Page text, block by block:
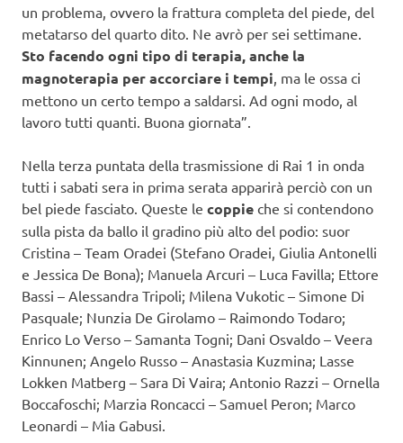
un problema, ovvero la frattura completa del piede, del
metatarso del quarto dito. Ne avrò per sei settimane.
Sto facendo ogni tipo di terapia, anche la
magnoterapia per accorciare i tempi , ma le ossa ci
mettono un certo tempo a saldarsi. Ad ogni modo, al
lavoro tutti quanti. Buona giornata”.
Nella terza puntata della trasmissione di Rai 1 in onda
tutti i sabati sera in prima serata apparirà perciò con un
bel piede fasciato. Queste le coppie che si contendono
sulla pista da ballo il gradino più alto del podio: suor
Cristina – Team Oradei (Stefano Oradei, Giulia Antonelli
e Jessica De Bona); Manuela Arcuri – Luca Favilla; Ettore
Bassi – Alessandra Tripoli; Milena Vukotic – Simone Di
Pasquale; Nunzia De Girolamo – Raimondo Todaro;
Enrico Lo Verso – Samanta Togni; Dani Osvaldo – Veera
Kinnunen; Angelo Russo – Anastasia Kuzmina; Lasse
Lokken Matberg – Sara Di Vaira; Antonio Razzi – Ornella
Boccafoschi; Marzia Roncacci – Samuel Peron; Marco
Leonardi – Mia Gabusi.